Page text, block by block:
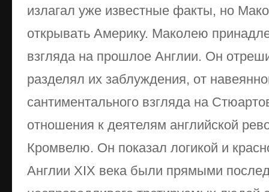
излагал уже известные факты, но
открывать Америку. Маколею
взгляда на прошлое Англии. Он
разделял их заблуждения, от
сантиментального взгляда на
отношения к деятелям английской
Кромвелю. Он показал логикой и
Англии XIX века были прямыми